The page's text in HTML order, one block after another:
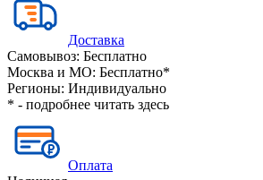
Доставка
Самовывоз: Бесплатно
Москва и МО: Бесплатно*
Регионы: Индивидуально
* - подробнее читать здесь
Оплата